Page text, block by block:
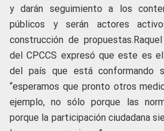
y darán seguimiento a los
públicos y serán actores
construcción de
del CPCCS expresó que este es
del país que está conformando
“esperamos que pronto otros
ejemplo, no sólo porque las
porque la participación ciudadana